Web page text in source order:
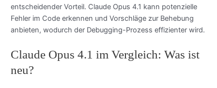
entscheidender Vorteil. Claude Opus 4.1 kann potenzielle
Fehler im Code erkennen und Vorschläge zur Behebung
anbieten, wodurch der Debugging-Prozess effizienter wird.
Claude Opus 4.1 im Vergleich: Was ist
neu?